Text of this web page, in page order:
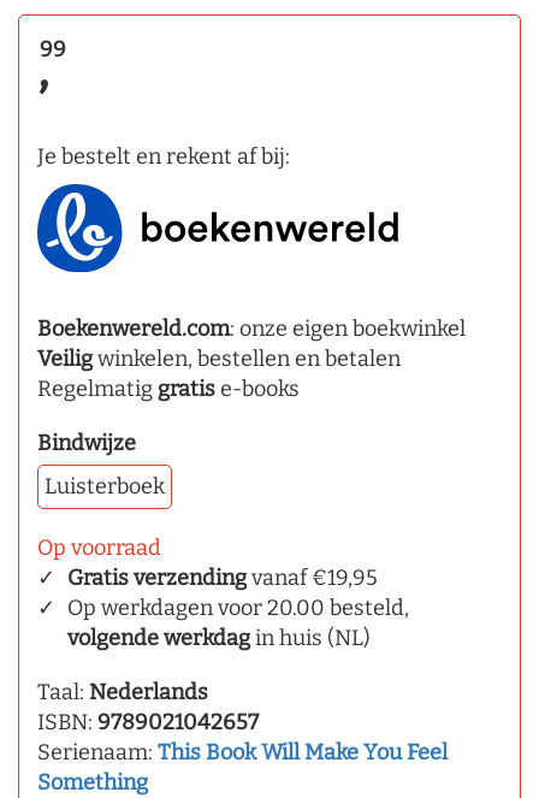
,
99
Je bestelt en rekent af bij:
Boekenwereld.com: onze eigen boekwinkel
Veiligwinkelen, bestellen en betalen
Regelmatig gratise-books
Bindwijze
Luisterboek
Op voorraad
Gratis verzendingvanaf €19,95
Op werkdagen voor 20.00 besteld,
volgende werkdagin huis (NL)
Taal: Nederlands
ISBN: 9789021042657
Serienaam: This Book Will Make You Feel
Something